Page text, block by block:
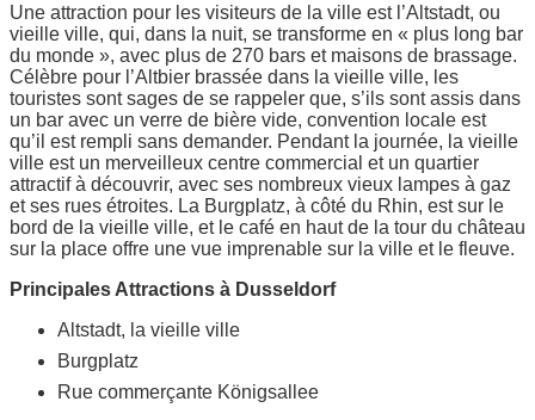
Une attraction pour les visiteurs de la ville est l’Altstadt, ou
vieille ville, qui, dans la nuit, se transforme en « plus long bar
du monde », avec plus de 270 bars et maisons de brassage.
Célèbre pour l’Altbier brassée dans la vieille ville, les
touristes sont sages de se rappeler que, s’ils sont assis dans
un bar avec un verre de bière vide, convention locale est
qu’il est rempli sans demander. Pendant la journée, la vieille
ville est un merveilleux centre commercial et un quartier
attractif à découvrir, avec ses nombreux vieux lampes à gaz
et ses rues étroites. La Burgplatz, à côté du Rhin, est sur le
bord de la vieille ville, et le café en haut de la tour du château
sur la place offre une vue imprenable sur la ville et le fleuve.
Principales Attractions à Dusseldorf
Altstadt, la vieille ville
Burgplatz
Rue commerçante Königsallee